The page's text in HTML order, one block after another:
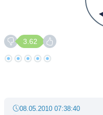
3.62
08.05.2010 07:38:40